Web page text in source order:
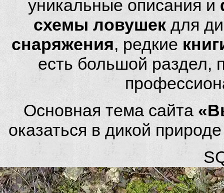
уникальные описания и
схемы ловушек для
снаряжения, редкие
есть большой
Основная тема сайта
оказаться в дикой